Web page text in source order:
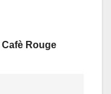
Cafè Rouge